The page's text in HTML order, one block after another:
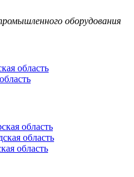
оборудования
область
область
область
область